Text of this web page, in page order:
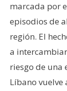
R
e
c
u
r
s
marcada por
episodios de
región. El
a
riesgo de una
Líbano vuelve